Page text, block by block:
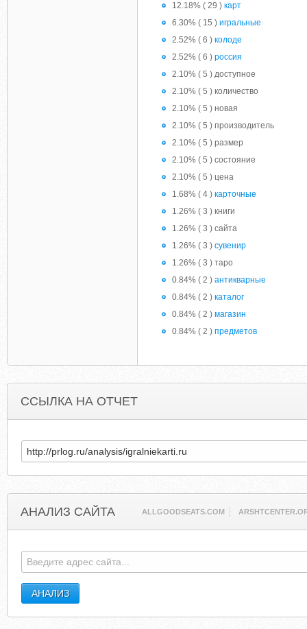
12.18% ( 29 ) карт
6.30% ( 15 ) игральные
2.52% ( 6 ) колоде
2.52% ( 6 ) россия
2.10% ( 5 ) доступное
2.10% ( 5 ) количество
2.10% ( 5 ) новая
2.10% ( 5 ) производитель
2.10% ( 5 ) размер
2.10% ( 5 ) состояние
2.10% ( 5 ) цена
1.68% ( 4 ) карточные
1.26% ( 3 ) книги
1.26% ( 3 ) сайта
1.26% ( 3 ) сувенир
1.26% ( 3 ) таро
0.84% ( 2 ) антикварные
0.84% ( 2 ) каталог
0.84% ( 2 ) магазин
0.84% ( 2 ) предметов
ССЫЛКА НА ОТЧЕТ
АНАЛИЗ САЙТА ALLGOODSEATS.COM